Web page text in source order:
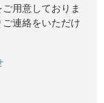
用意しておりま
連絡をいただけ